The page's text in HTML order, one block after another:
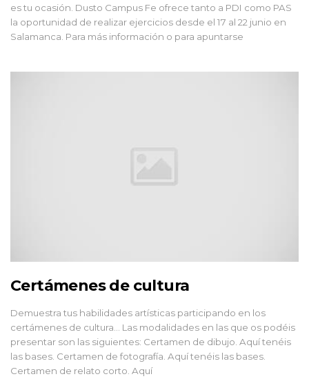
es tu ocasión. Dusto Campus Fe ofrece tanto a PDI como PAS
la oportunidad de realizar ejercicios desde el 17 al 22 junio en
Salamanca. Para más información o para apuntarse
Certámenes de cultura
Demuestra tus habilidades artísticas participando en los
certámenes de cultura… Las modalidades en las que os podéis
presentar son las siguientes: Certamen de dibujo. Aquí tenéis
las bases. Certamen de fotografía. Aquí tenéis las bases.
Certamen de relato corto. Aquí